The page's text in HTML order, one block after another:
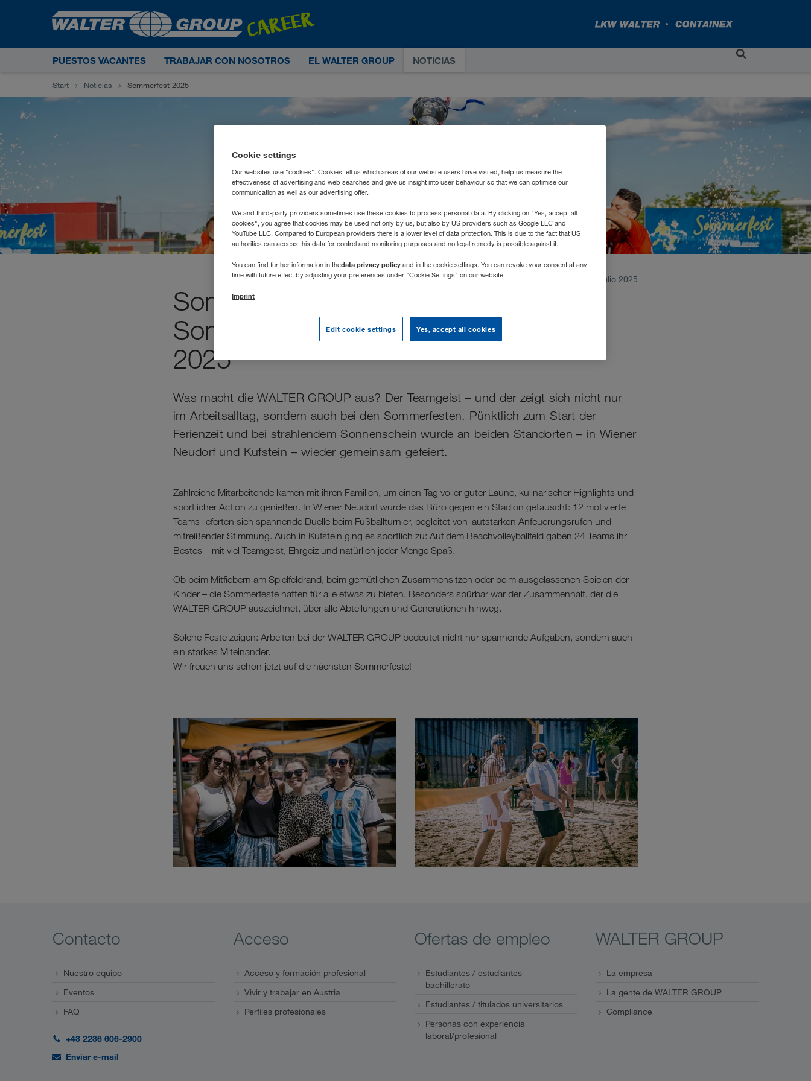
PUESTOS VACANTES TRABAJAR CON NOSOTROS EL WALTER GROUP NOTICIAS
Start Noticias Sommerfest 2025
julio 2025
Sommer, Sonne, Teamspirit – die
Sommerfeste der WALTER GROUP
2025
Was macht die WALTER GROUP aus? Der Teamgeist – und der zeigt sich nicht nur
im Arbeitsalltag, sondern auch bei den Sommerfesten. Pünktlich zum Start der
Ferienzeit und bei strahlendem Sonnenschein wurde an beiden Standorten – in Wiener
Neudorf und Kufstein – wieder gemeinsam gefeiert.
Zahlreiche Mitarbeitende kamen mit ihren Familien, um einen Tag voller guter Laune, kulinarischer Highlights und
sportlicher Action zu genießen. In Wiener Neudorf wurde das Büro gegen ein Stadion getauscht: 12 motivierte
Teams lieferten sich spannende Duelle beim Fußballturnier, begleitet von lautstarken Anfeuerungsrufen und
mitreißender Stimmung. Auch in Kufstein ging es sportlich zu: Auf dem Beachvolleyballfeld gaben 24 Teams ihr
Bestes – mit viel Teamgeist, Ehrgeiz und natürlich jeder Menge Spaß.
Ob beim Mitfiebern am Spielfeldrand, beim gemütlichen Zusammensitzen oder beim ausgelassenen Spielen der
Kinder – die Sommerfeste hatten für alle etwas zu bieten. Besonders spürbar war der Zusammenhalt, der die
WALTER GROUP auszeichnet, über alle Abteilungen und Generationen hinweg.
Solche Feste zeigen: Arbeiten bei der WALTER GROUP bedeutet nicht nur spannende Aufgaben, sondern auch
ein starkes Miteinander.
Wir freuen uns schon jetzt auf die nächsten Sommerfeste!
Contacto
Nuestro equipo
Eventos
FAQ
+43 2236 606-2900
Enviar e-mail
Acceso
Acceso y formación profesional
Vivir y trabajar en Austria
Perfiles profesionales
Ofertas de empleo
Estudiantes / estudiantes
bachillerato
Estudiantes / titulados universitarios
Personas con experiencia
laboral/profesional
WALTER GROUP
La empresa
La gente de WALTER GROUP
Compliance
Cookie settings
Our websites use "cookies". Cookies tell us which areas of our website users have visited, help us measure the
effectiveness of advertising and web searches and give us insight into user behaviour so that we can optimise our
communication as well as our advertising offer.
We and third-party providers sometimes use these cookies to process personal data. By clicking on "Yes, accept all
cookies", you agree that cookies may be used not only by us, but also by US providers such as Google LLC and
YouTube LLC. Compared to European providers there is a lower level of data protection. This is due to the fact that US
authorities can access this data for control and monitoring purposes and no legal remedy is possible against it.
You can find further information in thedata privacy policy and in the cookie settings. You can revoke your consent at any
time with future effect by adjusting your preferences under "Cookie Settings" on our website.
Imprint
Edit cookie settings Yes, accept all cookies